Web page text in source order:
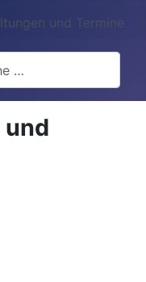
und Termine